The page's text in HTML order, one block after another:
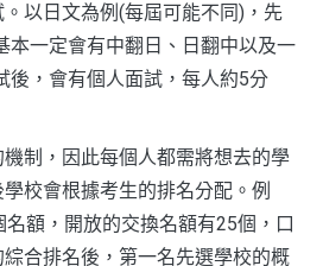
以日文為例(每屆可能不同)，先
本一定會有中翻日、日翻中以及一
後，會有個人面試，每人約5分
制，因此每個人都需將想去的學
校會根據考生的排名分配。例
額，開放的交換名額有25個，口
合排名後，第一名先選學校的概